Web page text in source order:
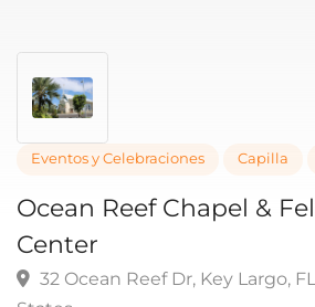
Eventos y Celebraciones Capilla
Ocean Reef Chapel &
Center